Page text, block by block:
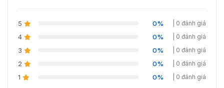
5 0% | 0 đánh giá
4 0% | 0 đánh giá
3 0% | 0 đánh giá
2 0% | 0 đánh giá
1 0% | 0 đánh giá